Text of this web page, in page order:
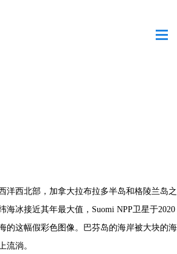
洋西北部，加拿大拉布拉多半岛和格陵兰岛之
海冰接近其年最大值，Suomi NPP卫星于2020
的这幅假彩色图像。巴芬岛的海岸被大块的海
流淌。